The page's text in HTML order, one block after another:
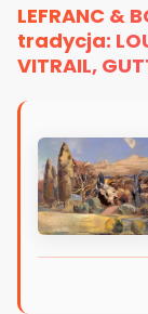
LEFRANC &
tradycja:
VITRAIL,